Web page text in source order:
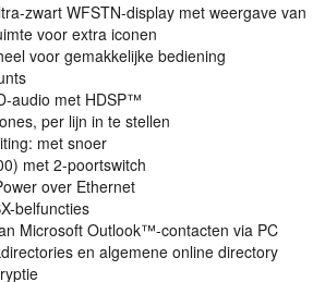
zwartWFSTN-display met weergave van
voor extra iconen
voor gemakkelijke bediening
audio met HDSP™
per lijn in te stellen
met snoer
met 2-poortswitch
over Ethernet
-belfuncties
Microsoft Outlook™-contacten via PC
en algemene online directory